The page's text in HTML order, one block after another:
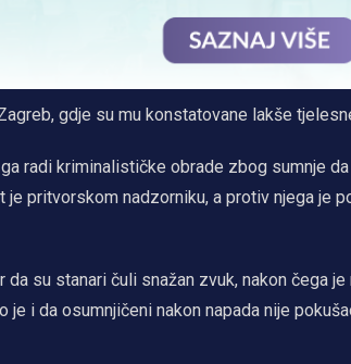
gdje su mu konstatovane lakše
radi kriminalističke obrade zbog sumnje
pritvorskom nadzorniku, a protiv njega je
su stanari čuli snažan zvuk, nakon čega
i da osumnjičeni nakon napada nije